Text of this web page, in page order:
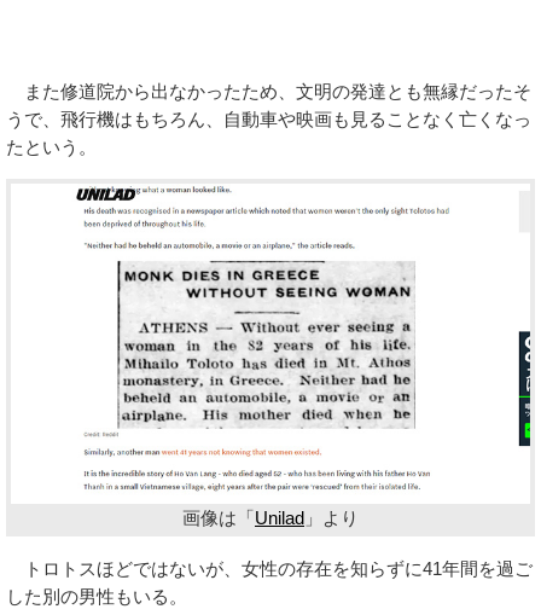
また修道院から出なかったため、文明の発達とも無縁だったそ
うで、飛行機はもちろん、自動車や映画も見ることなく亡くなっ
たという。
画像は「Unilad 」より
トロトスほどではないが、女性の存在を知らずに41年間を過ご
した別の男性もいる。